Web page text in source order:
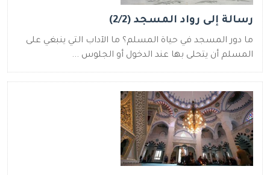
رسالة إلى رواد المسجد (2/2)
ما دور المسجد في حياة المسلم؟ ما الآداب التي ينبغي على
المسلم أن يتحلى بها عند الدخول أو الجلوس ...